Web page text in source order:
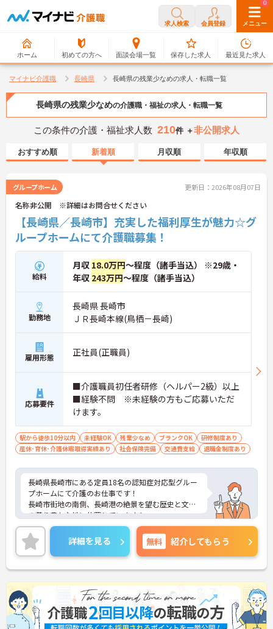
求人検索 会員登録 メニュー
ホーム 初めての方へ 面談会場一覧
0
保存した求人
0
最近見た求人
マイナビ介護職 長崎県 長崎県の残業少なめの求人・転職一覧
長崎県の残業少なめの介護職・福祉の求人・転職一覧
この条件の介護・福祉求人数 210件 ＋非公開求人
おすすめ順 新着順 月収順 年収順
グループホーム 更新日：2026年08月07日
名称非公開 ※詳細はお問合せください
【長崎県／長崎市】充実した福利厚生が魅力☆グ
ループホームにて介護職募集！
給料
月収 18.0万円～程度（諸手当込） ※29歳・
年収 243万円～程度（諸手当込）
勤務地
長崎県 長崎市
ＪＲ長崎本線(鳥栖－長崎)
雇用形態 正社員(正職員)
応募要件
■介護職員初任者研修（ヘルパー2級）以上
■経験不問 ※未経験の方もご応募いただ
けます。
駅から徒歩10分以内 未経験OK 残業少なめ ブランクOK
研修制度あり
産休･育休･介護休暇取得実績あり
社会保険完備 交通費支給 退職金制度あり
長崎県長崎市にある定員18名の認知症対応型グルー
プホームにて介護のお仕事です！
長崎市街地の南側、長崎港の絶景を望む歴史と文化
の薫り豊かな地に位置しています！
社会保険完備はもちろん、福利厚生補助制度や保養
施設など充実した福利厚生をご用意♪
三菱電機グループならではの働きやすい環境が整っ
ています◎
また、勤務時間や勤務日はご希望を考慮！家事や育
児とも両立させやすく、家庭をお持ちの方も無理な
く働けます☆
ご興味がある方は是非一度マイナビまでお問合せく
ださい！！
詳細を見る 無料 紹介してもらう